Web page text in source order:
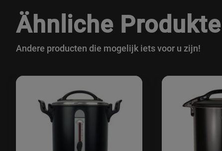
Ähnliche Produkte
Andere producten die mogelijk iets voor u zijn!